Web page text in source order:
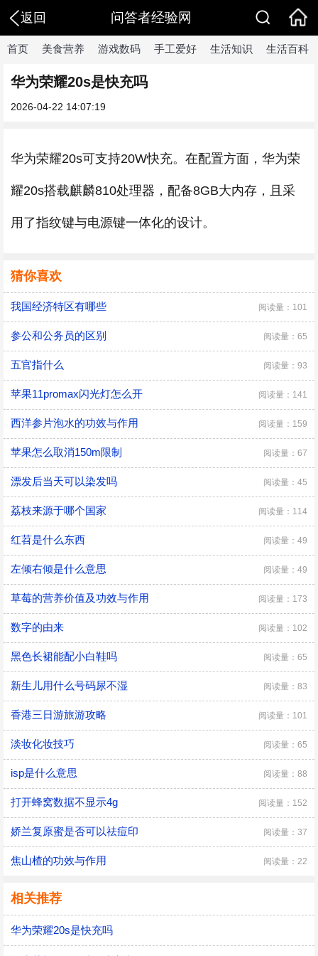
返回 问答者经验网
首页 美食营养 游戏数码 手工爱好 生活知识 生活百科
华为荣耀20s是快充吗
2026-04-22 14:07:19
华为荣耀20s可支持20W快充。在配置方面，华为荣
耀20s搭载麒麟810处理器，配备8GB大内存，且采
用了指纹键与电源键一体化的设计。
猜你喜欢
我国经济特区有哪些 阅读量：101
参公和公务员的区别 阅读量：65
五官指什么 阅读量：93
苹果11promax闪光灯怎么开 阅读量：141
西洋参片泡水的功效与作用 阅读量：159
苹果怎么取消150m限制 阅读量：67
漂发后当天可以染发吗 阅读量：45
荔枝来源于哪个国家 阅读量：114
红苕是什么东西 阅读量：49
左倾右倾是什么意思 阅读量：49
草莓的营养价值及功效与作用 阅读量：173
数字的由来 阅读量：102
黑色长裙能配小白鞋吗 阅读量：65
新生儿用什么号码尿不湿 阅读量：83
香港三日游旅游攻略 阅读量：101
淡妆化妆技巧 阅读量：65
isp是什么意思 阅读量：88
打开蜂窝数据不显示4g 阅读量：152
娇兰复原蜜是否可以祛痘印 阅读量：37
焦山楂的功效与作用 阅读量：22
相关推荐
华为荣耀20s是快充吗